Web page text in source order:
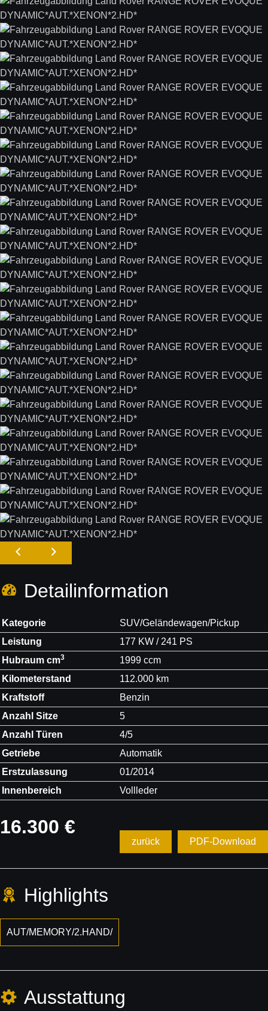
Detail­information
Kategorie
SUV/Geländewagen/Pickup
Leistung
177 KW / 241 PS
Hubraum cm3
1999 ccm
Kilometerstand
112.000 km
Kraftstoff
Benzin
Anzahl Sitze
5
Anzahl Türen
4/5
Getriebe
Automatik
Erstzulassung
01/2014
Innenbereich
Vollleder
16.300 €
zurück PDF-Download
Highlights
AUT/MEMORY/2.HAND/
Ausstattung